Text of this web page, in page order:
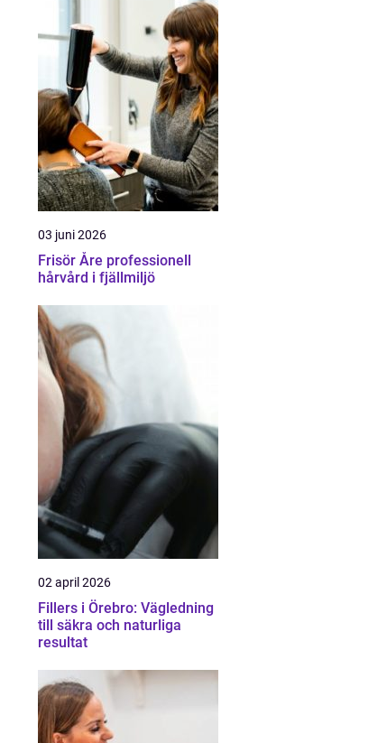
03 juni 2026
Frisör Åre professionell
hårvård i fjällmiljö
02 april 2026
Fillers i Örebro: Vägledning
till säkra och naturliga
resultat